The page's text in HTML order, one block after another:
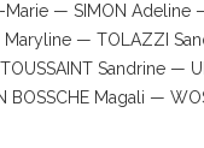
Marie — SIMON Adeline
Maryline — TOLAZZI
Sandrine —
BOSSCHE Magali —